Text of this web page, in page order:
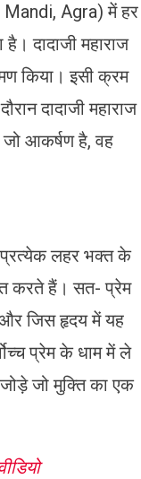
Agra) में हर
दादाजी महाराज
किया। इसी क्रम
दादाजी महाराज
आकर्षण है, वह
प्रत्येक लहर भक्त के
करते हैं। सत- प्रेम
और जिस हृदय में यह
प्रेम के धाम में ले
जो मुक्ति का एक